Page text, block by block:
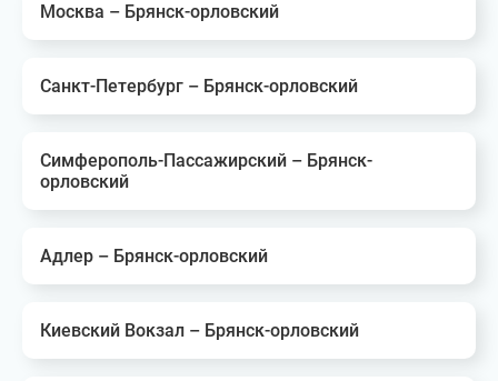
Москва – Брянск-орловский
Санкт-Петербург – Брянск-орловский
Симферополь-Пассажирский – Брянск-
орловский
Адлер – Брянск-орловский
Киевский Вокзал – Брянск-орловский